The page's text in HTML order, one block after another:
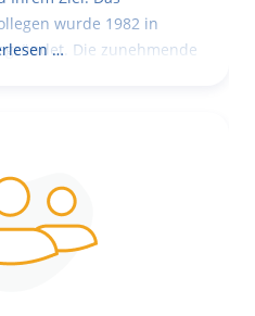
wurde 1982 in
Die zunehmende
…